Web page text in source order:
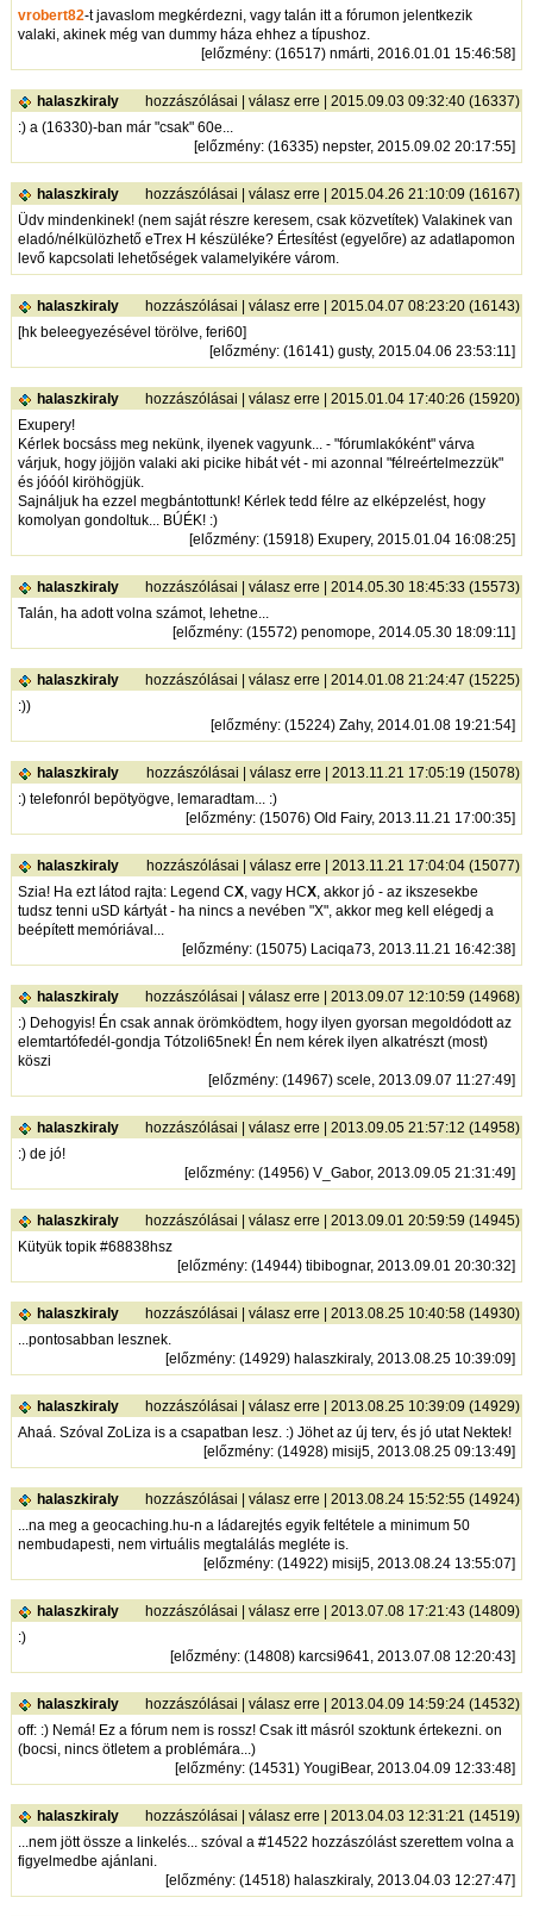
vrobert82-t javaslom megkérdezni, vagy talán itt a fórumon jelentkezik
valaki, akinek még van dummy háza ehhez a típushoz.
[előzmény: (16517) nmárti, 2016.01.01 15:46:58]
halaszkiraly hozzászólásai |válasz erre | 2015.09.03 09:32:40 (16337)
:) a (16330)-ban már "csak" 60e...
[előzmény: (16335) nepster, 2015.09.02 20:17:55]
halaszkiraly hozzászólásai |válasz erre | 2015.04.26 21:10:09 (16167)
Üdv mindenkinek! (nem saját részre keresem, csak közvetítek) Valakinek van
eladó/nélkülözhető eTrex H készüléke? Értesítést (egyelőre) az adatlapomon
levő kapcsolati lehetőségek valamelyikére várom.
halaszkiraly hozzászólásai |válasz erre | 2015.04.07 08:23:20 (16143)
[hk beleegyezésével törölve, feri60]
[előzmény: (16141) gusty, 2015.04.06 23:53:11]
halaszkiraly hozzászólásai |válasz erre | 2015.01.04 17:40:26 (15920)
Exupery!
Kérlek bocsáss meg nekünk, ilyenek vagyunk... - "fórumlakóként" várva
várjuk, hogy jöjjön valaki aki picike hibát vét - mi azonnal "félreértelmezzük"
és jóóól kiröhögjük.
Sajnáljuk ha ezzel megbántottunk! Kérlek tedd félre az elképzelést, hogy
komolyan gondoltuk... BÚÉK! :)
[előzmény: (15918) Exupery, 2015.01.04 16:08:25]
halaszkiraly hozzászólásai |válasz erre | 2014.05.30 18:45:33 (15573)
Talán, ha adott volna számot, lehetne...
[előzmény: (15572) penomope, 2014.05.30 18:09:11]
halaszkiraly hozzászólásai |válasz erre | 2014.01.08 21:24:47 (15225)
:))
[előzmény: (15224) Zahy, 2014.01.08 19:21:54]
halaszkiraly hozzászólásai |válasz erre | 2013.11.21 17:05:19 (15078)
:) telefonról bepötyögve, lemaradtam... :)
[előzmény: (15076) Old Fairy, 2013.11.21 17:00:35]
halaszkiraly hozzászólásai |válasz erre | 2013.11.21 17:04:04 (15077)
Szia! Ha ezt látod rajta: Legend CX, vagy HCX, akkor jó - az ikszesekbe
tudsz tenni uSD kártyát - ha nincs a nevében "X", akkor meg kell elégedj a
beépített memóriával...
[előzmény: (15075) Laciqa73, 2013.11.21 16:42:38]
halaszkiraly hozzászólásai |válasz erre | 2013.09.07 12:10:59 (14968)
:) Dehogyis! Én csak annak örömködtem, hogy ilyen gyorsan megoldódott az
elemtartófedél-gondja Tótzoli65nek! Én nem kérek ilyen alkatrészt (most)
köszi
[előzmény: (14967) scele, 2013.09.07 11:27:49]
halaszkiraly hozzászólásai |válasz erre | 2013.09.05 21:57:12 (14958)
:) de jó!
[előzmény: (14956) V_Gabor, 2013.09.05 21:31:49]
halaszkiraly hozzászólásai |válasz erre | 2013.09.01 20:59:59 (14945)
Kütyük topik #68838hsz
[előzmény: (14944) tibibognar, 2013.09.01 20:30:32]
halaszkiraly hozzászólásai |válasz erre | 2013.08.25 10:40:58 (14930)
...pontosabban lesznek.
[előzmény: (14929) halaszkiraly, 2013.08.25 10:39:09]
halaszkiraly hozzászólásai |válasz erre | 2013.08.25 10:39:09 (14929)
Ahaá. Szóval ZoLiza is a csapatban lesz. :) Jöhet az új terv, és jó utat Nektek!
[előzmény: (14928) misij5, 2013.08.25 09:13:49]
halaszkiraly hozzászólásai |válasz erre | 2013.08.24 15:52:55 (14924)
...na meg a geocaching.hu-n a ládarejtés egyik feltétele a minimum 50
nembudapesti, nem virtuális megtalálás megléte is.
[előzmény: (14922) misij5, 2013.08.24 13:55:07]
halaszkiraly hozzászólásai |válasz erre | 2013.07.08 17:21:43 (14809)
:)
[előzmény: (14808) karcsi9641, 2013.07.08 12:20:43]
halaszkiraly hozzászólásai |válasz erre | 2013.04.09 14:59:24 (14532)
off: :) Nemá! Ez a fórum nem is rossz! Csak itt másról szoktunk értekezni. on
(bocsi, nincs ötletem a problémára...)
[előzmény: (14531) YougiBear, 2013.04.09 12:33:48]
halaszkiraly hozzászólásai |válasz erre | 2013.04.03 12:31:21 (14519)
...nem jött össze a linkelés... szóval a #14522 hozzászólást szerettem volna a
figyelmedbe ajánlani.
[előzmény: (14518) halaszkiraly, 2013.04.03 12:27:47]